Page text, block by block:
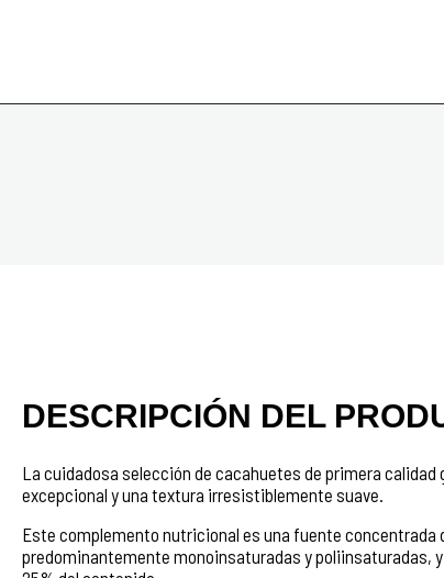
DESCRIPCIÓN DEL
La cuidadosa selección de cacahuetes de primera
excepcional y una textura irresistiblemente suave.
Este complemento nutricional es una fuente
predominantemente monoinsaturadas y poliinsaturadas,